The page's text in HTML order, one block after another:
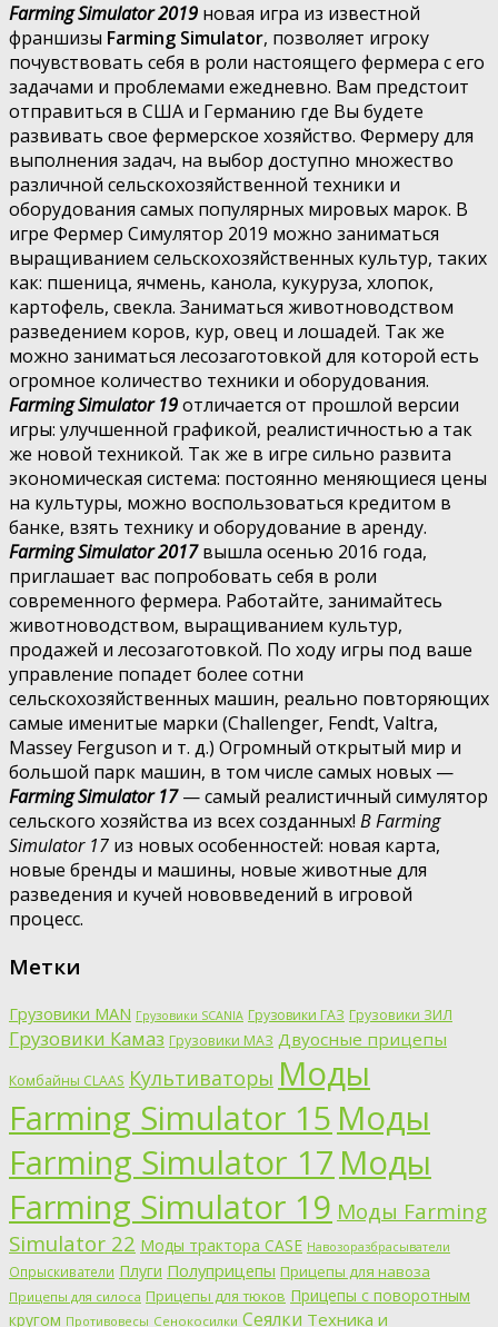
Farming Simulator 2019 новая игра из известной
франшизы Farming Simulator, позволяет игроку
почувствовать себя в роли настоящего фермера с его
задачами и проблемами ежедневно. Вам предстоит
отправиться в США и Германию где Вы будете
развивать свое фермерское хозяйство. Фермеру для
выполнения задач, на выбор доступно множество
различной сельскохозяйственной техники и
оборудования самых популярных мировых марок. В
игре Фермер Симулятор 2019 можно заниматься
выращиванием сельскохозяйственных культур, таких
как: пшеница, ячмень, канола, кукуруза, хлопок,
картофель, свекла. Заниматься животноводством
разведением коров, кур, овец и лошадей. Так же
можно заниматься лесозаготовкой для которой есть
огромное количество техники и оборудования.
Farming Simulator 19отличается от прошлой версии
игры: улучшенной графикой, реалистичностью а так
же новой техникой. Так же в игре сильно развита
экономическая система: постоянно меняющиеся цены
на культуры, можно воспользоваться кредитом в
банке, взять технику и оборудование в аренду.
Farming Simulator 2017вышла осенью 2016 года,
приглашает вас попробовать себя в роли
современного фермера. Работайте, занимайтесь
животноводством, выращиванием культур,
продажей и лесозаготовкой. По ходу игры под ваше
управление попадет более сотни
сельскохозяйственных машин, реально повторяющих
самые именитые марки (Challenger, Fendt, Valtra,
Massey Ferguson и т. д.) Огромный открытый мир и
большой парк машин, в том числе самых новых —
Farming Simulator 17 — самый реалистичный симулятор
сельского хозяйства из всех созданных! В Farming
Simulator 17 из новых особенностей: новая карта,
новые бренды и машины, новые животные для
разведения и кучей нововведений в игровой
процесс.
Метки
Грузовики MAN Грузовики SCANIA Грузовики ГАЗ Грузовики ЗИЛ
Грузовики Камаз Грузовики МАЗ Двуосные прицепы
Комбайны CLAAS Культиваторы Моды
Farming Simulator 15 Моды
Farming Simulator 17 Моды
Farming Simulator 19 Моды Farming
Simulator 22 Моды трактора CASE Навозоразбрасыватели
Опрыскиватели Плуги Полуприцепы Прицепы для навоза
Прицепы для силоса Прицепы для тюков Прицепы с поворотным
кругом Противовесы Сенокосилки Сеялки Техника и